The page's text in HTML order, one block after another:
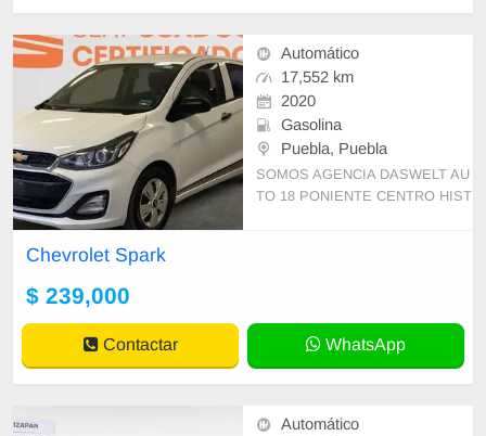
Automático
17,552 km
2020
Gasolina
Puebla, Puebla
SOMOS AGENCIA DASWELT AU
TO 18 PONIENTE CENTRO HIST
Chevrolet Spark
$ 239,000
Contactar WhatsApp
Automático